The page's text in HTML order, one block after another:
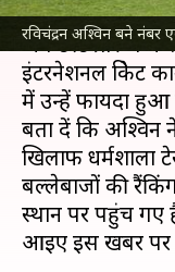
रविचंद्रन अश्विन बने
भारतीय क्रिकेट टीम
अब टेस्ट प्रारूप में
इंटरनेशनल क्रिकेट
में उन्हें फायदा हुआ
बता दें कि अश्विन
खिलाफ धर्मशाला
बल्लेबाजों की
स्थान पर पहुंच गए